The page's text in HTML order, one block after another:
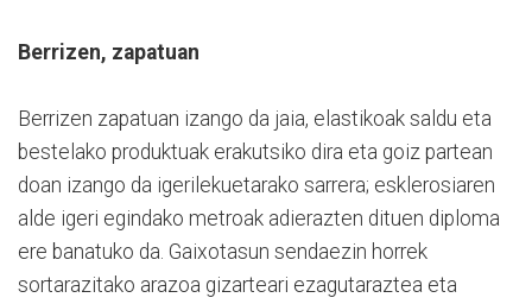
Berrizen, zapatuan
Berrizen zapatuan izango da jaia, elastikoak saldu eta
bestelako produktuak erakutsiko dira eta goiz partean
doan izango da igerilekuetarako sarrera; esklerosiaren
alde igeri egindako metroak adierazten dituen diploma
ere banatuko da. Gaixotasun sendaezin horrek
sortarazitako arazoa gizarteari ezagutaraztea eta